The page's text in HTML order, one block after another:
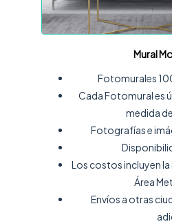
Mural
Fotomurales
Cada Fotomural es
medida
Fotografías e
Los costos incluyen la
Área
Envíos a otras